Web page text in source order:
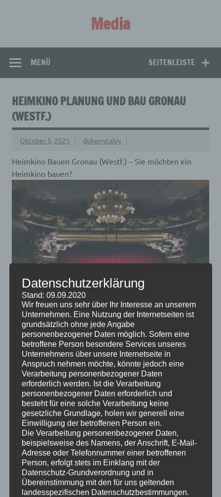
Media
SEITENLEISTE
MENÜ
HEIMKINO PLANUNG UND BAU GRONAU
(WESTF.)
Oktober 5, 2021 dohenytalvy
Heimkino Bauen Gronau (Westf.) – Sie möchten ein
Heimkino bauen?
Es gibt noch lange kein entscheidendes Argument für
oder gegen das Fernsehen, einige Experten meinen,
dass wir uns anderen Freizeitbeschäftigungen
zuwenden sollten. Wenn Sie Fernsehen noch immer
entspannend finden, könnten Sie sich doch ein eigenes
Heimkino anschaffen.
Datenschutzerklärung
Stand: 09.09.2020
Wir freuen uns sehr über Ihr Interesse an unserem
Unternehmen. Eine Nutzung der Internetseiten ist
grundsätzlich ohne jede Angabe
personenbezogener Daten möglich. Sofern eine
betroffene Person besondere Services unseres
Unternehmens über unsere Internetseite in
Anspruch nehmen möchte, könnte jedoch eine
Verarbeitung personenbezogener Daten
erforderlich werden. Ist die Verarbeitung
personenbezogener Daten erforderlich und
besteht für eine solche Verarbeitung keine
gesetzliche Grundlage, holen wir generell eine
Einwilligung der betroffenen Person ein.
Die Verarbeitung personenbezogener Daten,
beispielsweise des Namens, der Anschrift, E-Mail-
Adresse oder Telefonnummer einer betroffenen
Person, erfolgt stets im Einklang mit der
Datenschutz-Grundverordnung und in
Übereinstimmung mit den für uns geltenden
landesspezifischen Datenschutzbestimmungen.